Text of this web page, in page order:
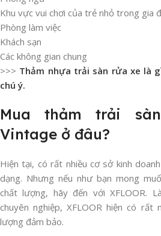
Khu vực vui chơi của trẻ nhỏ trong gia
Phòng làm việc
Khách sạn
Các không gian chung
>>> Thảm nhựa trải sàn rửa xe là
chú ý.
Mua thảm trải
Vintage ở đâu?
Hiện tại, có rất nhiều cơ sở kinh
dạng. Nhưng nếu như bạn mong
chất lượng, hãy đến với XFLOOR.
chuyên nghiệp, XFLOOR hiện có rất
lượng đảm bảo.